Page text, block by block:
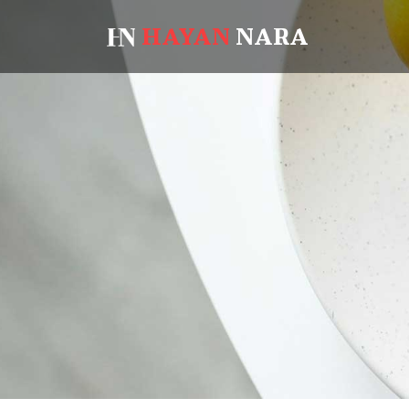
HAYANNARA